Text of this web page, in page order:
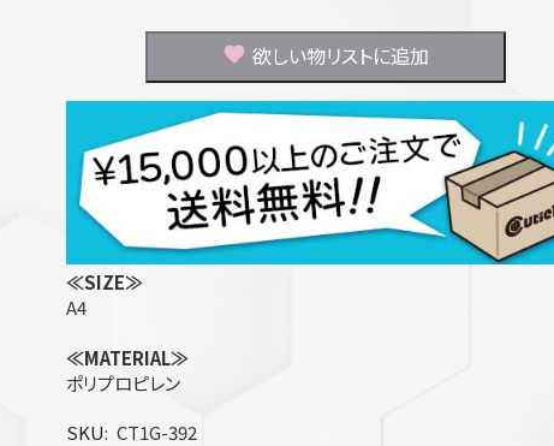
欲しい物リストに追加
≪SIZE≫
A4
≪MATERIAL≫
ポリプロピレン
SKU CT1G-392